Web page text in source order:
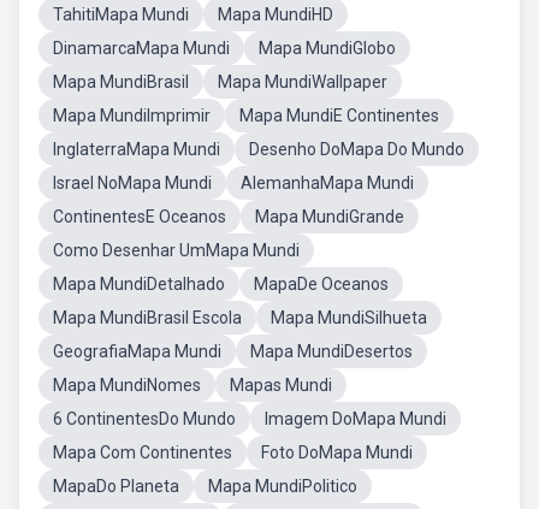
TahitiMapa Mundi
Mapa MundiHD
DinamarcaMapa Mundi
Mapa MundiGlobo
Mapa MundiBrasil
Mapa MundiWallpaper
Mapa MundiImprimir
Mapa MundiE Continentes
InglaterraMapa Mundi
Desenho DoMapa Do Mundo
Israel NoMapa Mundi
AlemanhaMapa Mundi
ContinentesE Oceanos
Mapa MundiGrande
Como Desenhar UmMapa Mundi
Mapa MundiDetalhado
MapaDe Oceanos
Mapa MundiBrasil Escola
Mapa MundiSilhueta
GeografiaMapa Mundi
Mapa MundiDesertos
Mapa MundiNomes
Mapas Mundi
6 ContinentesDo Mundo
Imagem DoMapa Mundi
Mapa Com Continentes
Foto DoMapa Mundi
MapaDo Planeta
Mapa MundiPolitico